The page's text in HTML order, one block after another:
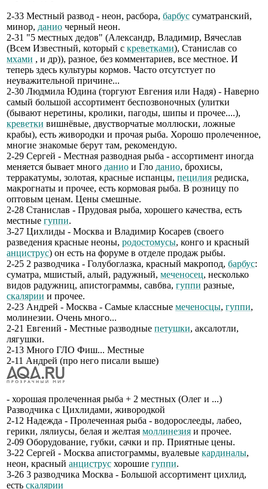
2-33 Местный развод - неон, расбора, барбус суматранский,
минор, данио черный неон.
2-31 "5 местных дедов" (Александр, Владимир, Вячеслав
(Всем Известный, который с креветками), Станислав со
мхами , и др)), разное, без комментариев, все местное. И
теперь здесь культуры кормов. Часто отсутстует по
неуважительной причине...
2-30 Людмила Юдина (торгуют Евгения или Надя) - Наверно
самый большой ассортимент беспозвоночных (улитки
(бывают неретины, кролики, пагоды, шипы и прочее....),
креветки вишнёвые, двустворчатые моллюски, ложные
крабы), есть живородки и прочая рыба. Хорошо пролеченное,
многие знакомые берут там, рекомендую.
2-29 Сергей - Местная разводная рыба - ассортимент иногда
меняется бывает много данио и Гло данио, брохисы,
терракатумы, золотая, красные испанцы, пецилия редиска,
макрогнаты и прочее, есть кормовая рыба. В розницу по
оптовым ценам. Цены смешные.
2-28 Станислав - Прудовая рыба, хорошего качества, есть
местные гуппи.
3-27 Цихлиды - Москва и Владимир Косарев (своего
разведения красные неоны, родостомусы, конго и красный
анциструс) он есть на форуме в отделе продаж рыбы.
2-25 2 разводчика - Голубоглазка, красный макропод, барбус:
суматра, мшистый, алый, радужный, меченосец, несколько
видов радужниц, апистограммы, савбва, гуппи разные,
скалярии и прочее.
2-23 Андрей - Москва - Самые классные меченосцы, гуппи,
молинезии. Очень много...
2-21 Евгений - Местные разводные петушки, аксалотли,
лягушки.
2-13 Много ГЛО Фиш... Местные
2-11 Андрей (про него писали выше)
- хорошая пролеченная рыба + 2 местных (Олег и ...)
Разводчика с Цихлидами, живородкой
2-12 Надежда - Пролеченная рыба - водорослееды, лабео,
герики, лялиусы, белая и желтая моллинезия и прочее.
2-09 Оборудование, губки, сачки и пр. Приятные цены.
3-22 Сергей - Москва апистограммы, вуалевые кардиналы,
неон, красный анциструс хорошие гуппи.
3-26 3 разводчика Москва - Большой ассортимент цихлид,
есть скалярии